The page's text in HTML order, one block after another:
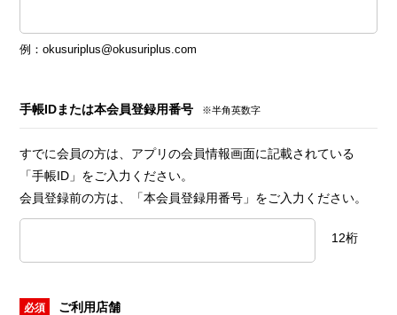
例：okusuriplus@okusuriplus.com
手帳IDまたは本会員登録用番号 ※半角英数字
すでに会員の方は、アプリの会員情報画面に記載されている
「手帳ID」をご入力ください。
会員登録前の方は、「本会員登録用番号」をご入力ください。
12桁
必須 ご利用店舗